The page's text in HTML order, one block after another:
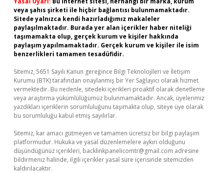
veya şahıs şirketi ile hiçbir bağlantısı bulunmamaktadır.
Sitede yalnızca kendi hazırladığımız makaleler
paylaşılmaktadır. Burada yer alan içerikler haber niteliği
taşımamakta olup, gerçek kurum ve kişiler hakkında
paylaşım yapılmamaktadır. Gerçek kurum ve kişiler ile isim
benzerlikleri tamamen tesadüfidir.
Sitemiz, 5651 Sayılı Kanun gereğince Bilgi Teknolojileri ve İletişim
Kurumu (BTK) tarafından onaylanmış bir Yer Sağlayıcı olarak hizmet
vermektedir. Bu nedenle, sitedeki içerikleri proaktif olarak denetleme
veya araştırma yükümlülüğümüz bulunmamaktadır. Ancak, üyelerimiz
yazdıkları içeriklerin sorumluluğunu taşımakta olup, siteye üye olarak
bu sorumluluğu kabul etmiş sayılırlar.
Sitemiz, kar amacı gütmeyen ve tamamen ücretsiz bir bilgi paylaşım
platformudur. Hukuka ve yasal düzenlemelere aykırı olduğunu
düşündüğünüz içerikleri, backlinkpanelicomtr@gmail.com adresine
bildirmeniz halinde, ilgili içerikler yasal süre içerisinde sitemizden
kaldırılacaktır.